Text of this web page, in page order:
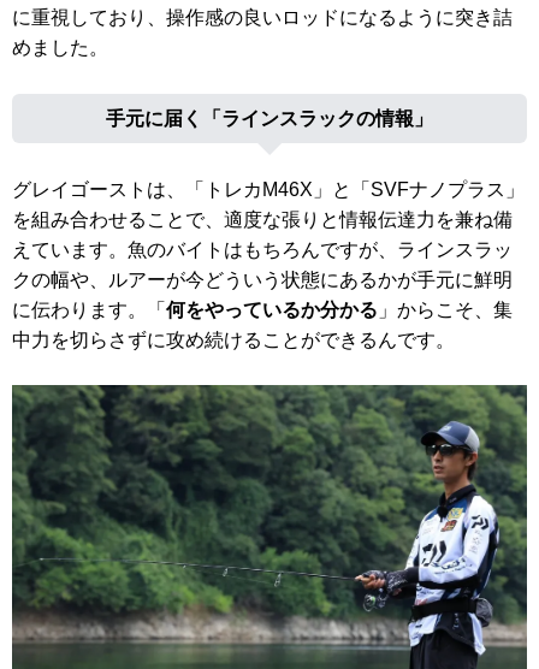
に重視しており、操作感の良いロッドになるように突き詰
めました。
手元に届く「ラインスラックの情報」
グレイゴーストは、「トレカM46X」と「SVFナノプラス」
を組み合わせることで、適度な張りと情報伝達力を兼ね備
えています。魚のバイトはもちろんですが、ラインスラッ
クの幅や、ルアーが今どういう状態にあるかが手元に鮮明
に伝わります。「 何をやっているか分かる 」からこそ、集
中力を切らさずに攻め続けることができるんです。